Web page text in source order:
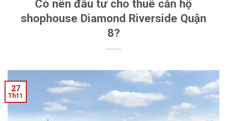
Có nên đầu tư cho thuê căn hộ
shophouse Diamond Riverside Quận
8?
27
Th11